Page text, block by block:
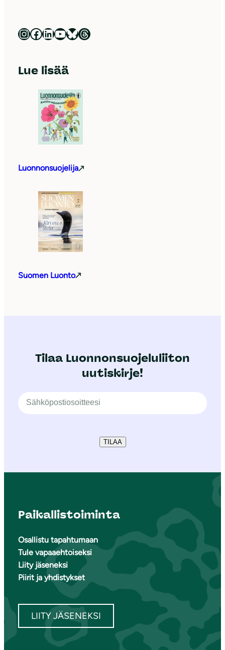
Luonnonsuojeluliitto Instagramissa Luonnonsuojeluliitto Facebookissa Luonnonsuojeluliitto LinkedInissä Luonnonsuojeluliiton YouTube-kanava Luonnonsuojeluliitto Blueskyssa Luonnonsuojeluliitto Threadsissa
Lue lisää
Luonnonsuojelija
Suomen Luonto
Tilaa Luonnonsuojeluliiton
uutiskirje!
TILAA
Paikallistoiminta
Osallistu tapahtumaan
Tule vapaaehtoiseksi
Liity jäseneksi
Piirit ja yhdistykset
LIITY JÄSENEKSI